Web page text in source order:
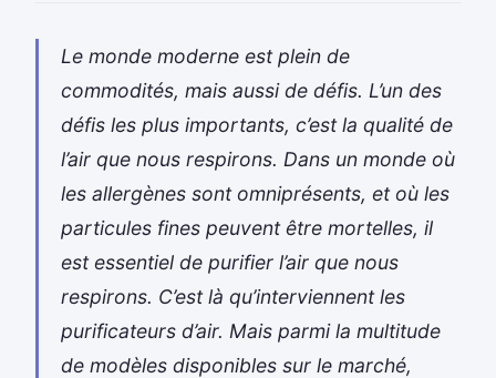
Le monde moderne est plein de
commodités, mais aussi de défis. L’un des
défis les plus importants, c’est la qualité de
l’air que nous respirons. Dans un monde où
les allergènes sont omniprésents, et où les
particules fines peuvent être mortelles, il
est essentiel de purifier l’air que nous
respirons. C’est là qu’interviennent les
purificateurs d’air. Mais parmi la multitude
de modèles disponibles sur le marché,